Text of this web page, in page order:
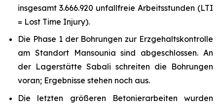
insgesamt 3.666.920 unfallfreie Arbeitsstunden (LTI
= Lost Time Injury).
Die Phase 1 der Bohrungen zur Erzgehaltskontrolle
am Standort Mansounia sind abgeschlossen. An
der Lagerstätte Sabali schreiten die Bohrungen
voran; Ergebnisse stehen noch aus.
Die letzten größeren Betonierarbeiten wurden